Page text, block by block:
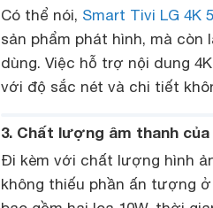
Có thể nói, Smart Tivi LG 4K
sản phẩm phát hình, mà
dùng. Việc hỗ trợ nội dung
với độ sắc nét và chi tiết
3. Chất lượng âm thanh của
Đi kèm với chất lượng hình
không thiếu phần ấn tượng